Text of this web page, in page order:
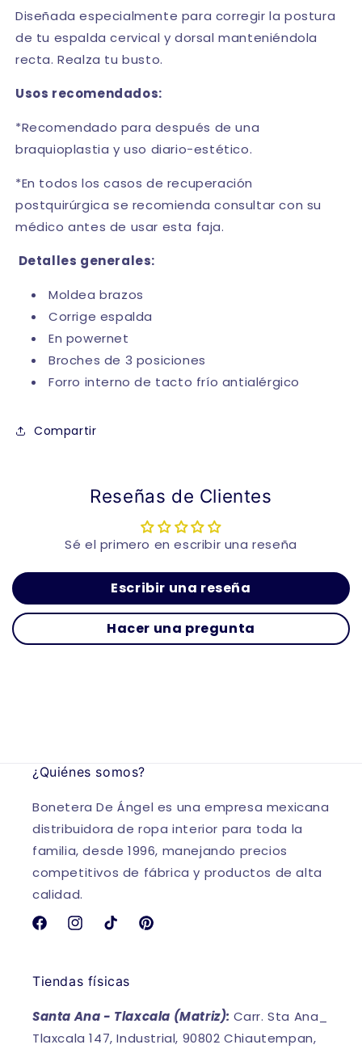
Diseñada especialmente para corregir la postura
de tu espalda cervical y dorsal manteniéndola
recta. Realza tu busto.
Usos recomendados:
*Recomendado para después de una
braquioplastia y uso diario-estético.
*En todos los casos de recuperación
postquirúrgica se recomienda consultar con su
médico antes de usar esta faja.
Detalles generales:
Moldea brazos
Corrige espalda
En powernet
Broches de 3 posiciones
Forro interno de tacto frío antialérgico
Compartir
Reseñas de Clientes
Sé el primero en escribir una reseña
Escribir una reseña
Hacer una pregunta
¿Quiénes somos?
Bonetera De Ángel es una empresa mexicana
distribuidora de ropa interior para toda la
familia, desde 1996, manejando precios
competitivos de fábrica y productos de alta
calidad.
FacebookInstagramTikTokPinterest
Tiendas físicas
Santa Ana - Tlaxcala (Matriz): Carr. Sta Ana_
Tlaxcala 147, Industrial, 90802 Chiautempan,